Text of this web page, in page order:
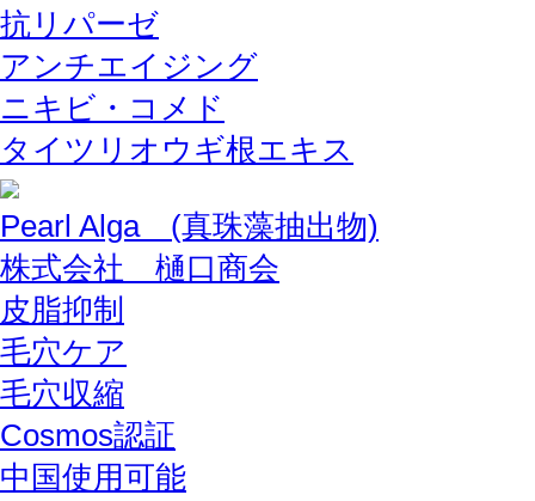
抗リパーゼ
アンチエイジング
ニキビ・コメド
タイツリオウギ根エキス
Pearl Alga (真珠藻抽出物)
株式会社 樋口商会
皮脂抑制
毛穴ケア
毛穴収縮
Cosmos認証
中国使用可能